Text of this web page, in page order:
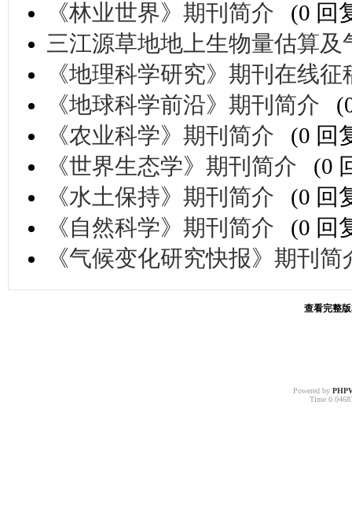
《林业世界》期刊简介
(0 回
三江源草地地上生物量估算
《地理科学研究》期刊在线征
《地球科学前沿》期刊简介
《农业科学》期刊简介
(0 回
《世界生态学》期刊简介
(0
《水土保持》期刊简介
(0 回
《自然科学》期刊简介
(0 回
《气候变化研究快报》期刊简
查看完整
Powered by
Time